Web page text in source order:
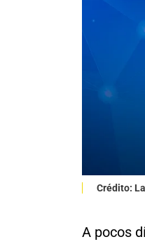
Crédito:
A pocos